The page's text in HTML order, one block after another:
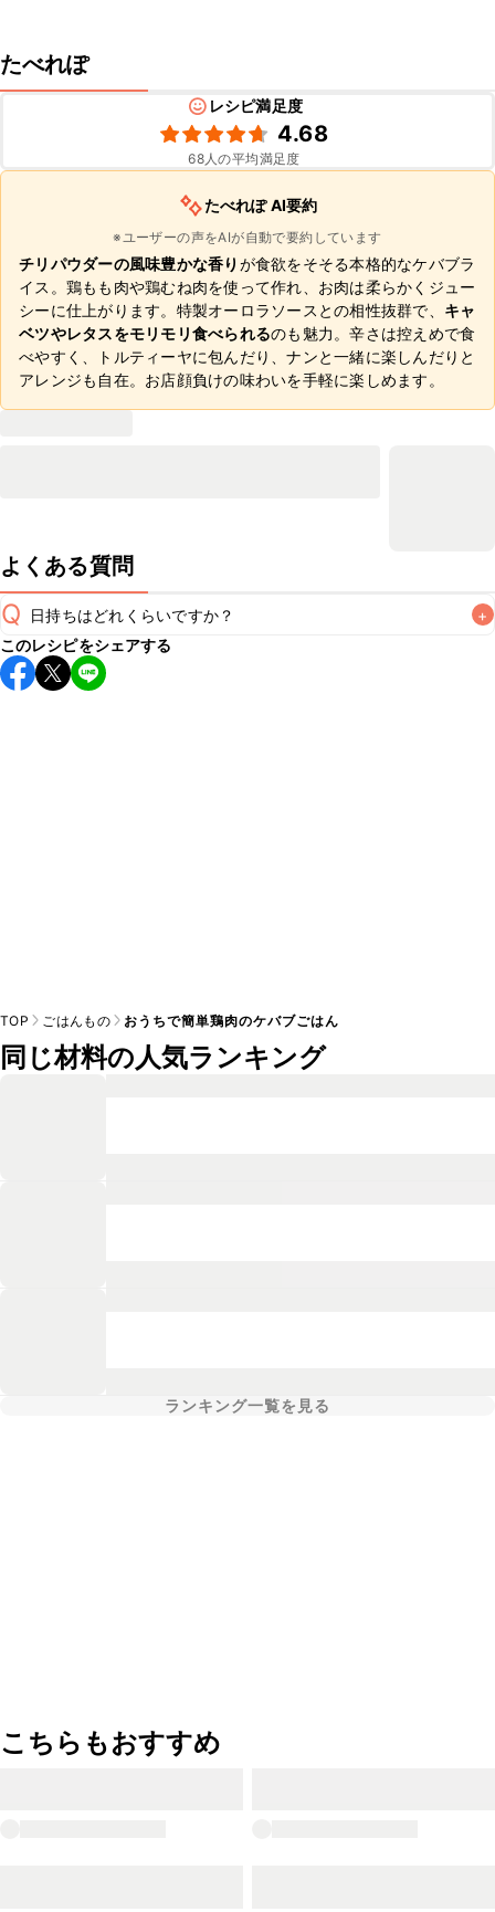
たべれぽ
レシピ満足度
4.68
68人の平均満足度
たべれぽ AI要約
※ユーザーの声をAIが自動で要約しています
チリパウダーの風味豊かな香り が食欲をそそる本格的なケバブラ
イス。鶏もも肉や鶏むね肉を使って作れ、お肉は柔らかくジュー
シーに仕上がります。特製オーロラソースとの相性抜群で、 キャ
ベツやレタスをモリモリ食べられるのも魅力。辛さは控えめで食
べやすく、トルティーヤに包んだり、ナンと一緒に楽しんだりと
アレンジも自在。お店顔負けの味わいを手軽に楽しめます。
よくある質問
Q 日持ちはどれくらいですか？ +
保存期間は冷蔵で当日中が目安です。なるべくお早めにお召
し上がりください。
このレシピをシェアする
TOP ごはんもの おうちで簡単鶏肉のケバブごはん
同じ材料の人気ランキング
ランキング一覧を見る
こちらもおすすめ